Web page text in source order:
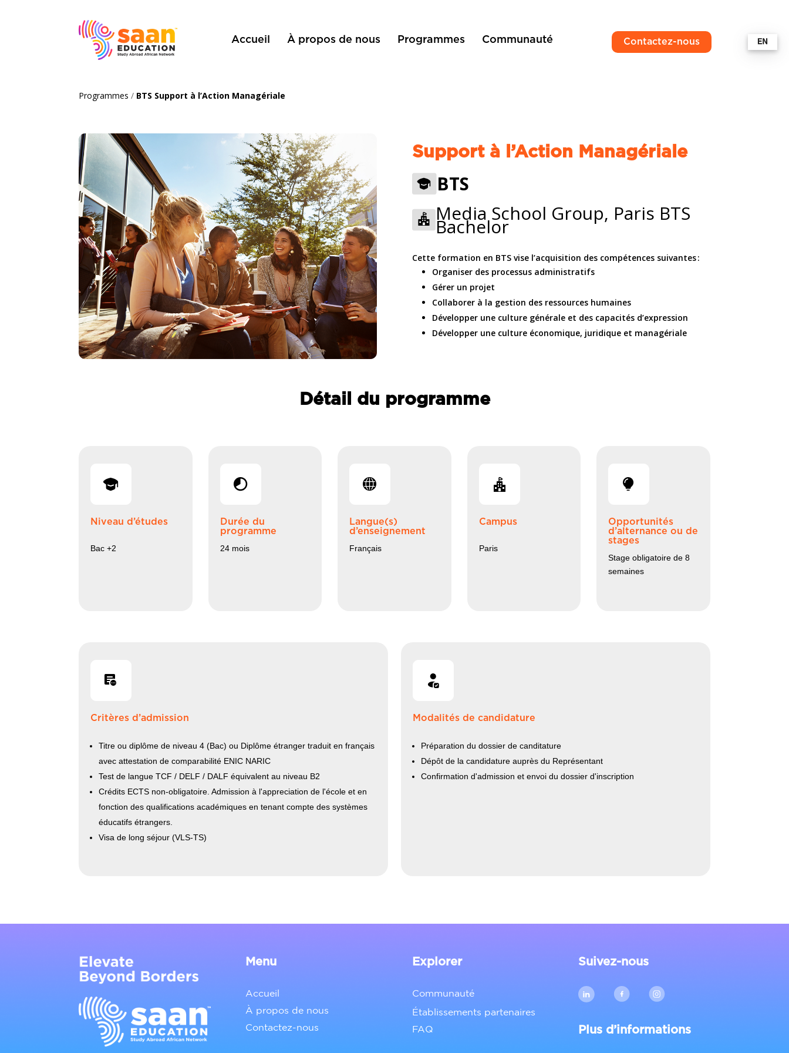
Accueil À propos de nous Programmes Communauté Contactez-nous
Programmes / BTS Support à l’Action Managériale
Support à l’Action Managériale
BTS
Media School Group, Paris BTS
Bachelor
Cette formation en BTS vise l’acquisition des compétences suivantes :
Organiser des processus administratifs
Gérer un projet
Collaborer à la gestion des ressources humaines
Développer une culture générale et des capacités d’expression
Développer une culture économique, juridique et managériale
Détail du programme
Niveau d’études
Bac +2
Durée du
programme
24 mois
Langue(s)
d’enseignement
Français
Campus
Paris
Opportunités
d’alternance ou de
stages
Stage obligatoire de 8
semaines
Critères d’admission
Titre ou diplôme de niveau 4 (Bac) ou Diplôme étranger traduit en français
avec attestation de comparabilité ENIC NARIC
Test de langue TCF / DELF / DALF équivalent au niveau B2
Crédits ECTS non-obligatoire. Admission à l'appreciation de l'école et en
fonction des qualifications académiques en tenant compte des systèmes
éducatifs étrangers.
Visa de long séjour (VLS-TS)
Modalités de candidature
Préparation du dossier de canditature
Dépôt de la candidature auprès du Représentant
Confirmation d'admission et envoi du dossier d'inscription
Contact
Menu
Accueil
À propos de nous
Contactez-nous
Explorer
Communauté
Établissements partenaires
FAQ
Suivez-nous
Plus d’informations